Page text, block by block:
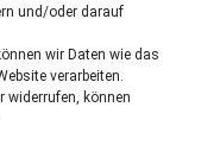
und/oder darauf
wir Daten wie das
verarbeiten.
widerrufen, können